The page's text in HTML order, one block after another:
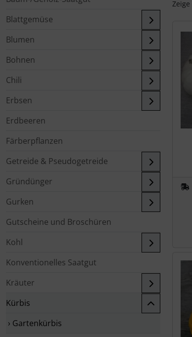
Blattgemüse
Blumen
Bohnen
Chili
Erbsen
Erdbeeren
Färberpflanzen
Getreide & Pseudogetreide
Gründünger
Gurken
Gutscheine und Broschüren
Kohl
Konventionelles Saatgut
Kräuter
Kürbis
› Gartenkürbis
Zeige